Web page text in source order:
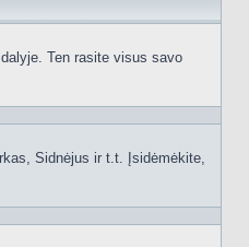
Ten rasite visus savo
Sidnėjus ir t.t. Įsidėmėkite,